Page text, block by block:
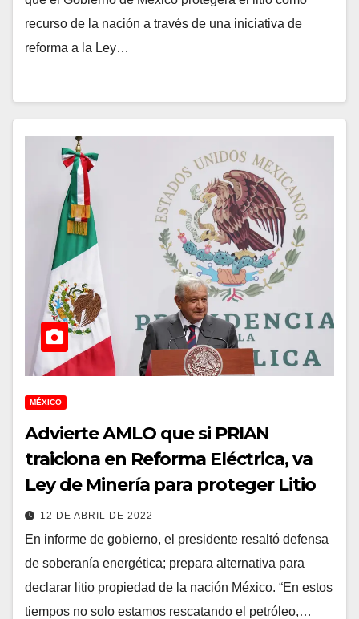
recurso de la nación a través de una iniciativa de
reforma a la Ley…
MÉXICO
Advierte AMLO que si PRIAN
traiciona en Reforma Eléctrica, va
Ley de Minería para proteger Litio
12 DE ABRIL DE 2022
En informe de gobierno, el presidente resaltó defensa
de soberanía energética; prepara alternativa para
declarar litio propiedad de la nación México. “En estos
tiempos no solo estamos rescatando el petróleo,…